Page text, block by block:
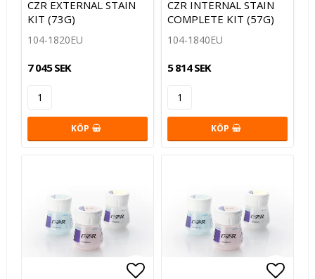
CZR EXTERNAL STAIN
KIT (73G)
104-1820EU
7 045 SEK
KÖP
CZR INTERNAL STAIN
COMPLETE KIT (57G)
104-1840EU
5 814 SEK
KÖP